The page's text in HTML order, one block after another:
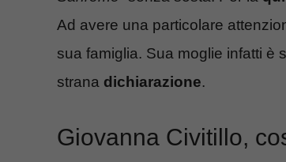
Ad avere una particolare
sua famiglia. Sua moglie infatti è
strana dichiarazione.
Giovanna Civitillo,